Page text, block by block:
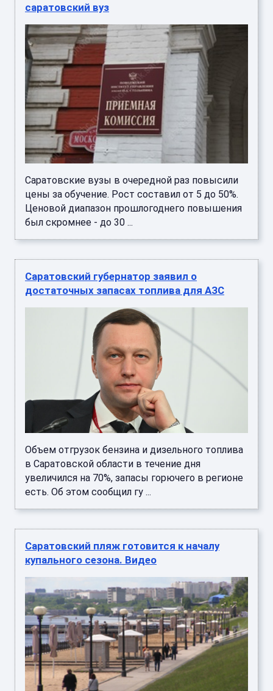
саратовский вуз
Саратовские вузы в очередной раз повысили
цены за обучение. Рост составил от 5 до 50%.
Ценовой диапазон прошлогоднего повышения
был скромнее - до 30 ...
Саратовский губернатор заявил о
достаточных запасах топлива для АЗС
Объем отгрузок бензина и дизельного топлива
в Саратовской области в течение дня
увеличился на 70%, запасы горючего в регионе
есть. Об этом сообщил гу ...
Саратовский пляж готовится к началу
купального сезона. Видео